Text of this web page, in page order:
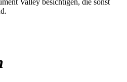
Valley besichtigen, die sonst